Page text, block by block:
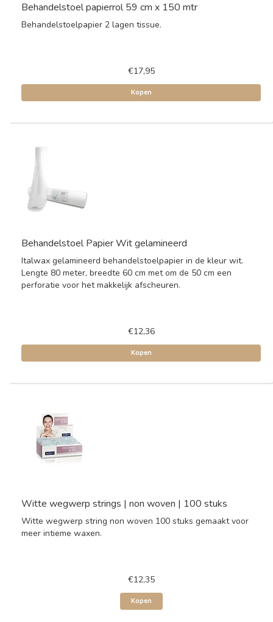
Behandelstoel papierrol 59 cm x 150 mtr
Behandelstoelpapier 2 lagen tissue.
€17,95
Kopen
Behandelstoel Papier Wit gelamineerd
Italwax gelamineerd behandelstoelpapier in de kleur wit.
Lengte 80 meter, breedte 60 cm met om de 50 cm een
perforatie voor het makkelijk afscheuren.
€12,36
Kopen
Witte wegwerp strings | non woven | 100 stuks
Witte wegwerp string non woven 100 stuks gemaakt voor
meer intieme waxen.
€12,35
Kopen